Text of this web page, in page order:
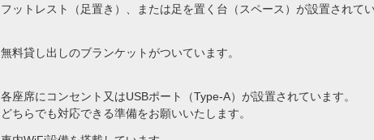
フットレスト（足置き）、または足を置く台（スペース）が設置されてい
無料貸し出しのブランケットがついています。
各座席にコンセント又はUSBポート（Type-A）が設置されています。
どちらでも対応できる準備をお願いいたします。